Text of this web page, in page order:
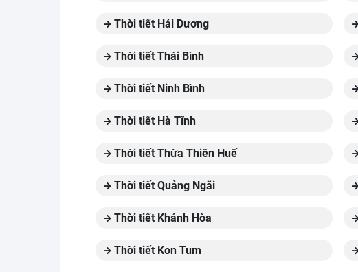
Thời tiết Hải Dương
Thời tiết Thái Bình
Thời tiết Ninh Bình
Thời tiết Hà Tĩnh
Thời tiết Thừa Thiên Huế
Thời tiết Quảng Ngãi
Thời tiết Khánh Hòa
Thời tiết Kon Tum